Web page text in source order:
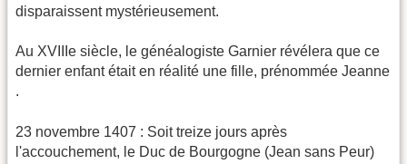
disparaissent mystérieusement.
Au XVIIIe siècle, le généalogiste Garnier révélera que ce
dernier enfant était en réalité une fille, prénommée Jeanne
.
​23 novembre 1407 : Soit treize jours après
l'accouchement, le Duc de Bourgogne (Jean sans Peur)